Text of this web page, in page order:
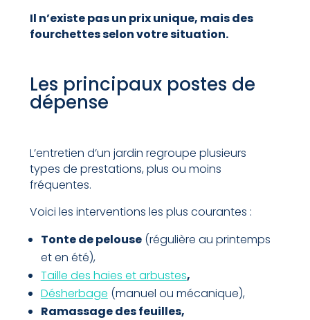
Il n’existe pas un prix unique, mais des
fourchettes selon votre situation.
Les principaux postes de
dépense
L’entretien d’un jardin regroupe plusieurs
types de prestations, plus ou moins
fréquentes.
Voici les interventions les plus courantes :
Tonte de pelouse(régulière au printemps
et en été),
Taille des haies et arbustes,
Désherbage (manuel ou mécanique),
Ramassage des feuilles,